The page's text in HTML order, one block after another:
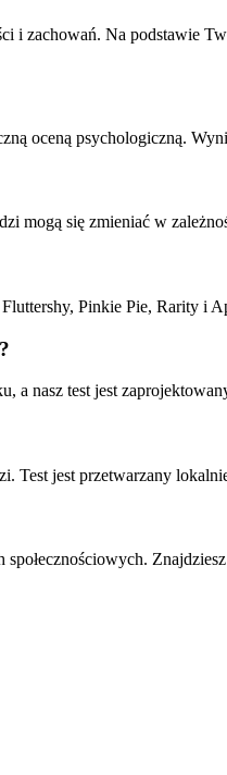
i zachowań. Na podstawie
oceną psychologiczną.
mogą się zmieniać w
Pinkie Pie, Rarity
nasz test jest
jest przetwarzany